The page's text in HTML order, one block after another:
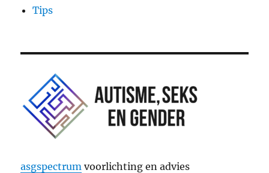
Tips
asgspectrum voorlichting en advies